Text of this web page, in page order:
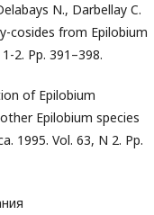
N., Darbellay C.
cosides from Epilobium
2. Pp. 391–398.
of Epilobium
Epilobium species
1995. Vol. 63, N 2. Pp.